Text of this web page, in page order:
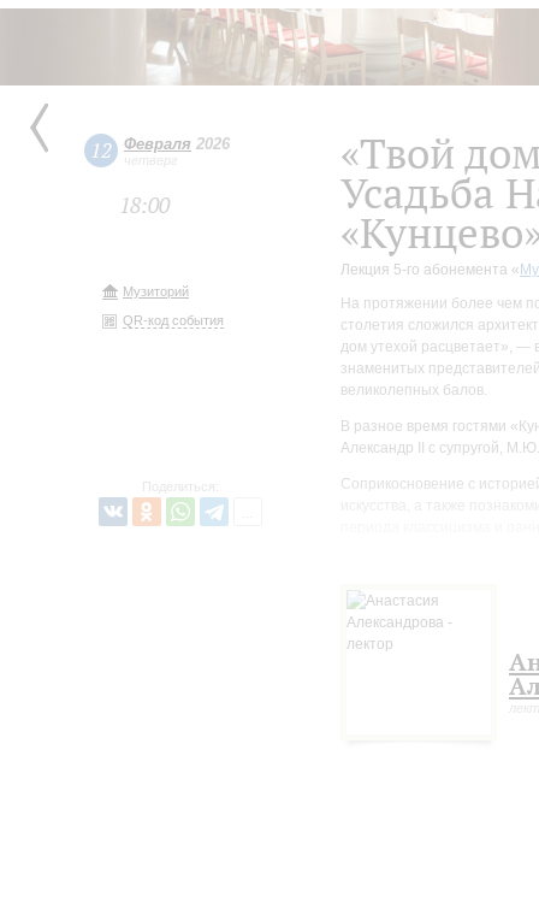
12 Февраля 2026
четверг
18:00
Музиторий
QR-код события
Поделиться:
«Твой
Усадьба
Лекция 5-го абонемента «
На протяжении более чем
столетия сложился
дом утехой расцветает», —
знаменитых
великолепных балов.
В разное время гостями
Александр II с супругой,
Соприкосновение с